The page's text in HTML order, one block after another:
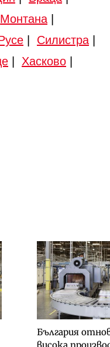
Монтана |
| Силистра |
| Хасково |
България